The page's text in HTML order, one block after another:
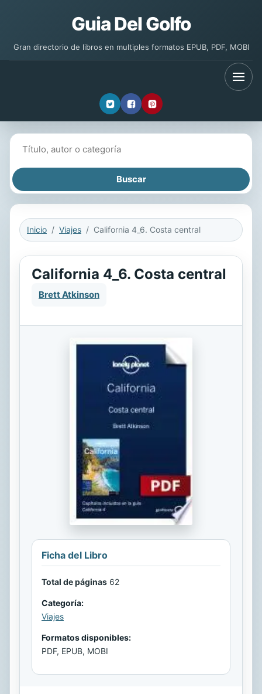
Guia Del Golfo
Gran directorio de libros en multiples formatos EPUB, PDF, MOBI
Inicio Viajes California 4_6. Costa central
California 4_6. Costa central
Brett Atkinson
Ficha del Libro
Total de páginas 62
Categoría:
Viajes
Formatos disponibles:
PDF, EPUB, MOBI